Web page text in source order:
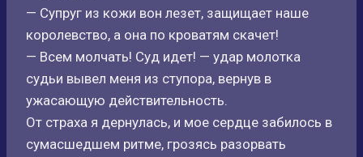
— Супруг из кожи вон лезет, защищает наше
королевство, а она по кроватям скачет!
— Всем молчать! Суд идет! — удар молотка
судьи вывел меня из ступора, вернув в
ужасающую действительность.
От страха я дернулась, и мое сердце забилось в
сумасшедшем ритме, грозясь разорвать